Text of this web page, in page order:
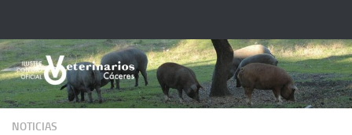
NOTICIAS